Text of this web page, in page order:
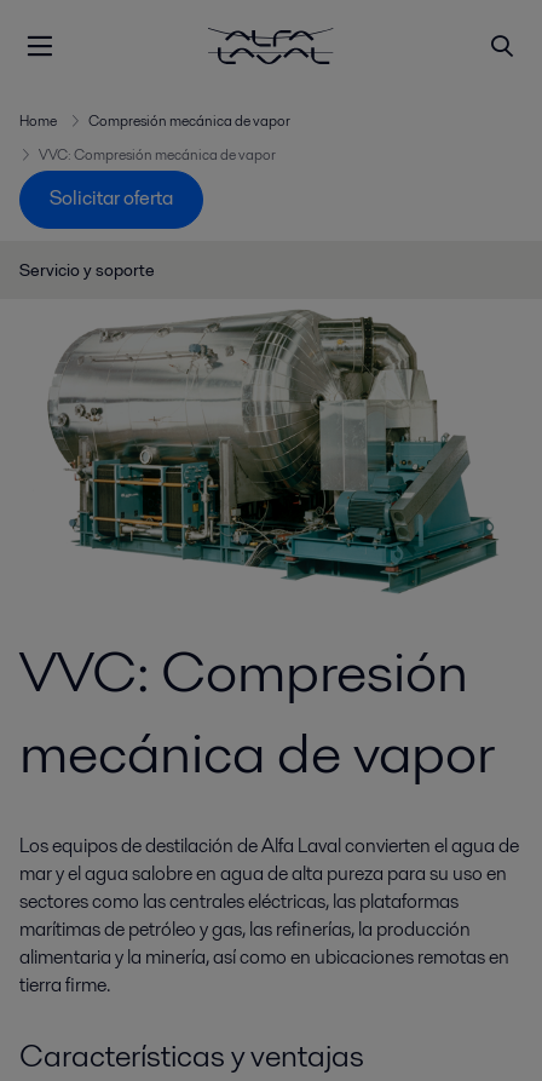
Home
Compresión mecánica de vapor
VVC: Compresión mecánica de vapor
Solicitar oferta
Servicio y soporte
VVC: Compresión
mecánica de vapor
Los equipos de destilación de Alfa Laval convierten el agua de
mar y el agua salobre en agua de alta pureza para su uso en
sectores como las centrales eléctricas, las plataformas
marítimas de petróleo y gas, las refinerías, la producción
alimentaria y la minería, así como en ubicaciones remotas en
tierra firme.
Características y ventajas